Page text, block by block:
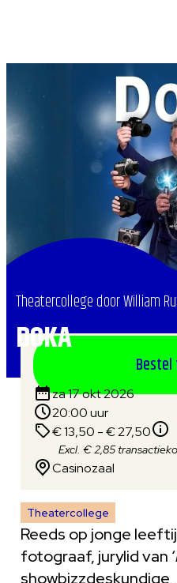
DOKA
Theatercollege door William
Theatercollege
Reeds op jonge
fotograaf, jurylid van ‘
za 17 okt 2026
20:00 uur
€ 13,50 - € 27,50
Excl. € 2,85
Casinozaal